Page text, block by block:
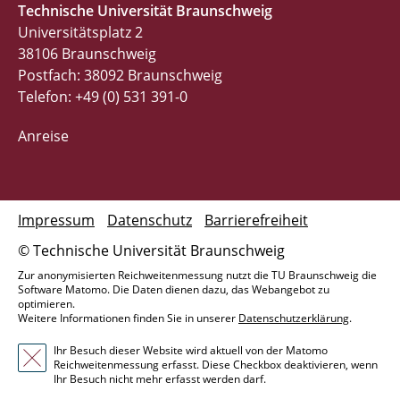
Technische Universität Braunschweig
Universitätsplatz 2
38106 Braunschweig
Postfach: 38092 Braunschweig
Telefon: +49 (0) 531 391-0
Anreise
© Technische Universität Braunschweig
Impressum Datenschutz Barrierefreiheit
Zur anonymisierten Reichweitenmessung nutzt die TU Braunschweig die
Software Matomo. Die Daten dienen dazu, das Webangebot zu
optimieren.
Weitere Informationen finden Sie in unserer Datenschutzerklärung.
Ihr Besuch dieser Website wird aktuell von der Matomo
Reichweitenmessung erfasst. Diese Checkbox deaktivieren, wenn
Ihr Besuch nicht mehr erfasst werden darf.